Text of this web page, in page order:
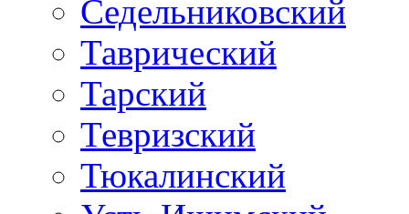
Седельниковский
Таврический
Тарский
Тевризский
Тюкалинский